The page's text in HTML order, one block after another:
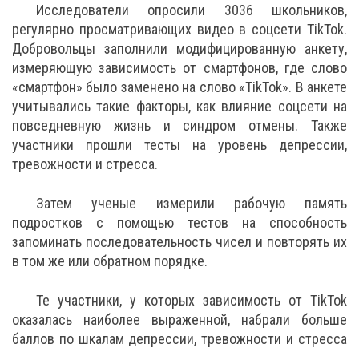
Исследователи опросили 3036 школьников,
регулярно просматривающих видео в соцсети TikTok.
Добровольцы заполнили модифицированную анкету,
измеряющую зависимость от смартфонов, где слово
«смартфон» было заменено на слово «TikTok». В анкете
учитывались такие факторы, как влияние соцсети на
повседневную жизнь и синдром отмены. Также
участники прошли тесты на уровень депрессии,
тревожности и стресса.
Затем ученые измерили рабочую память
подростков с помощью тестов на способность
запоминать последовательность чисел и повторять их
в том же или обратном порядке.
Те участники, у которых зависимость от TikTok
оказалась наиболее выраженной, набрали больше
баллов по шкалам депрессии, тревожности и стресса